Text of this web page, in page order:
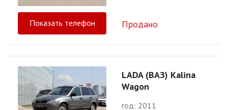
Показать телефон Продано
LADA (ВАЗ) Kalina
Wagon
год: 2011